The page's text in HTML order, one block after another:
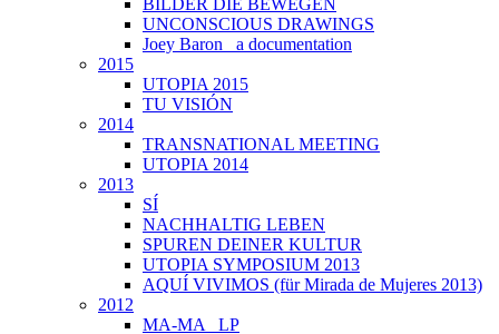
UNCONSCIOUS DRAWINGS
Joey Baron_ a documentation
2015
UTOPIA 2015
TU VISIÓN
2014
TRANSNATIONAL MEETING
UTOPIA 2014
2013
SÍ
NACHHALTIG LEBEN
SPUREN DEINER KULTUR
UTOPIA SYMPOSIUM 2013
AQUÍ VIVIMOS (für Mirada de Mujeres 2013)
2012
MA-MA _LP